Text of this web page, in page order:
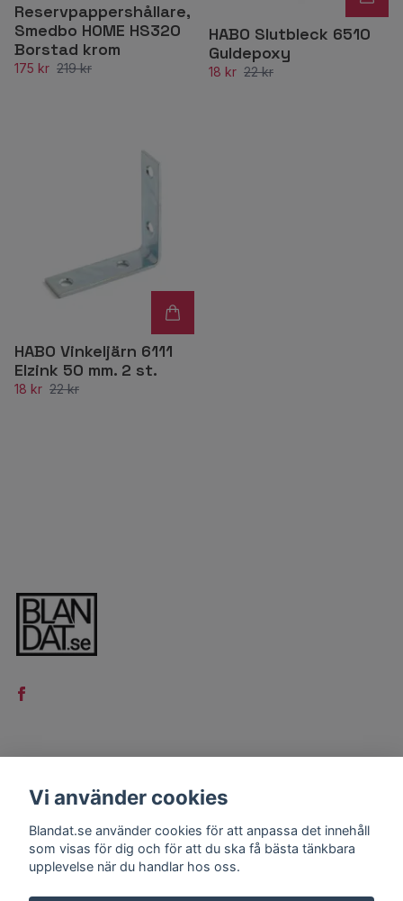
Reservpappershållare,
Smedbo HOME HS320
Borstad krom
175 kr 219 kr
HABO Slutbleck 6510
Guldepoxy
18 kr 22 kr
HABO Vinkeljärn 6111
Elzink 50 mm. 2 st.
18 kr 22 kr
Kontakt
Köpvillkor
Vi använder cookies
Blandat.se använder cookies för att anpassa det innehåll
som visas för dig och för att du ska få bästa tänkbara
upplevelse när du handlar hos oss.